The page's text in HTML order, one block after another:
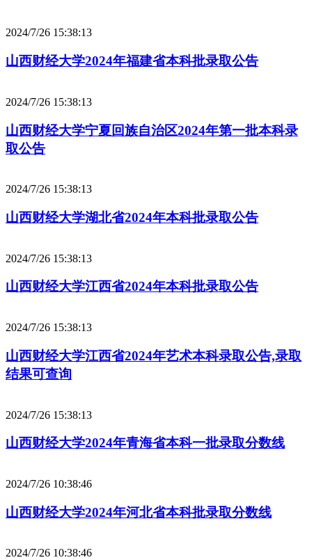
2024/7/26 15:38:13
山西财经大学2024年福建省本科批录取公告
2024/7/26 15:38:13
山西财经大学宁夏回族自治区2024年第一批本科录
取公告
2024/7/26 15:38:13
山西财经大学湖北省2024年本科批录取公告
2024/7/26 15:38:13
山西财经大学江西省2024年本科批录取公告
2024/7/26 15:38:13
山西财经大学江西省2024年艺术本科录取公告,录取
结果可查询
2024/7/26 15:38:13
山西财经大学2024年青海省本科一批录取分数线
2024/7/26 10:38:46
山西财经大学2024年河北省本科批录取分数线
2024/7/26 10:38:46